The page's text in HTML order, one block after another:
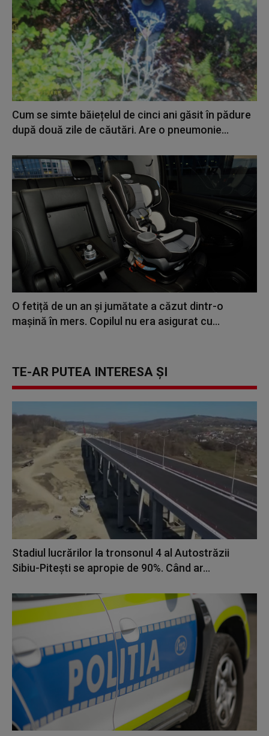
Cum se simte băiețelul de cinci ani găsit în pădure
după două zile de căutări. Are o pneumonie...
O fetiță de un an și jumătate a căzut dintr-o
mașină în mers. Copilul nu era asigurat cu...
TE-AR PUTEA INTERESA ȘI
Stadiul lucrărilor la tronsonul 4 al Autostrăzii
Sibiu-Piteşti se apropie de 90%. Când ar...